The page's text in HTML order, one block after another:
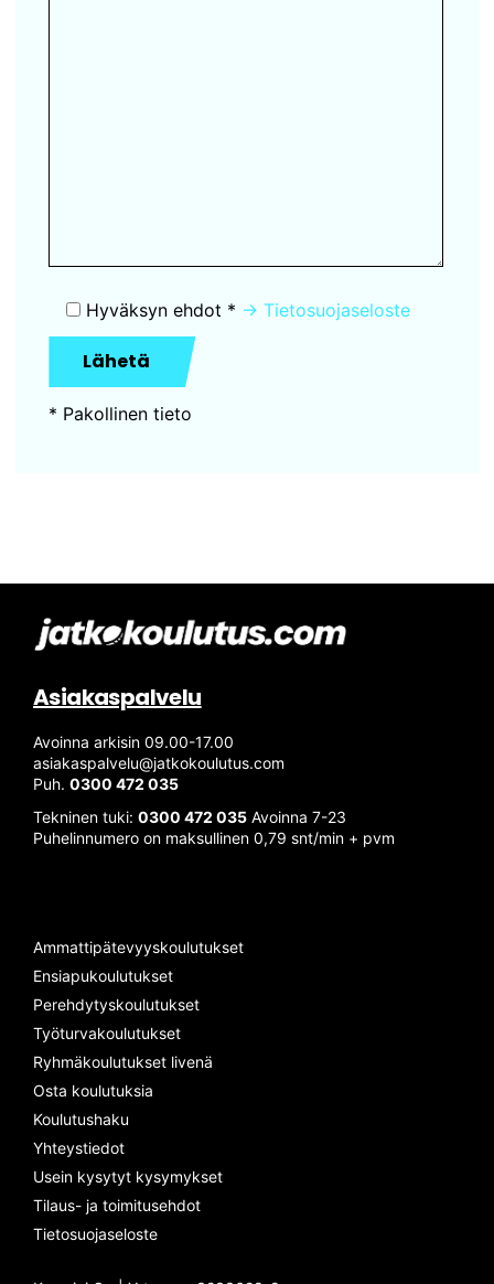
Hyväksyn ehdot * → Tietosuojaseloste
* Pakollinen tieto
Asiakaspalvelu
Avoinna arkisin 09.00-17.00
asiakaspalvelu@jatkokoulutus.com
Puh. 0300 472 035
Tekninen tuki: 0300 472 035 Avoinna 7-23
Puhelinnumero on maksullinen 0,79 snt/min + pvm
Ammattipätevyyskoulutukset
Ensiapukoulutukset
Perehdytyskoulutukset
Työturvakoulutukset
Ryhmäkoulutukset livenä
Osta koulutuksia
Koulutushaku
Yhteystiedot
Usein kysytyt kysymykset
Tilaus- ja toimitusehdot
Tietosuojaseloste